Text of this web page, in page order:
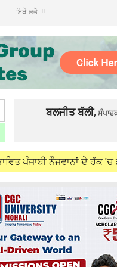
ਬਲਜੀਤ ਬੱਲੀ,
ਨੌਜਵਾਨਾਂ ਦੇ ਹੱਕ 'ਚ ਡਟੇ ਡਾ.